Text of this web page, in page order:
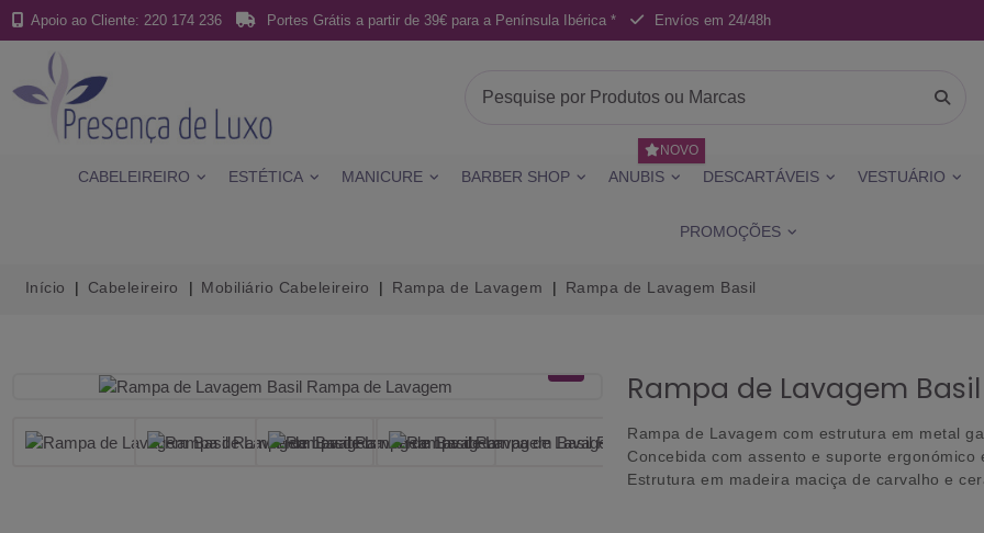
Apoio ao Cliente: 220 174 236 Portes Grátis a partir de 39€ para a Península Ibérica * Envíos em 24/48h
CABELEIREIRO ESTÉTICA MANICURE BARBER SHOP ANUBIS
NOVO
DESCARTÁVEIS VESTUÁRIO
PROMOÇÕES
Início Cabeleireiro Mobiliário Cabeleireiro Rampa de Lavagem Rampa de Lavagem Basil
Rampa de Lavagem Basil
Rampa de Lavagem com estrutura em metal
Concebida com assento e suporte ergonómico
Estrutura em madeira maciça de carvalho e c